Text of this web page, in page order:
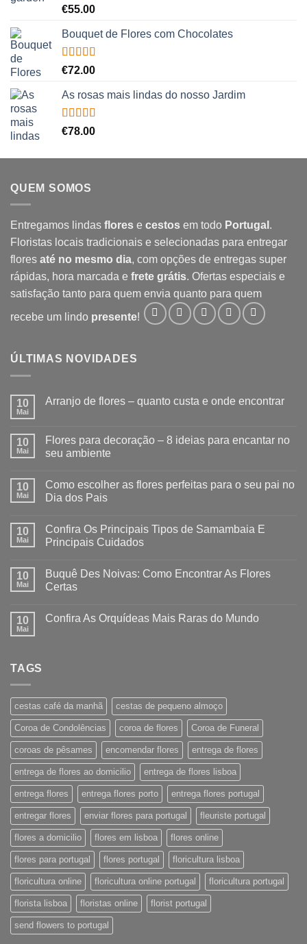
Avaliação
€55.00
Bouquet de Flores com Chocolates
Avaliação
€72.00
As rosas mais lindas do nosso Jardim
Avaliação
€78.00
QUEM SOMOS
Entregamos lindas flores e cestos em todo Portugal .
Floristas locais tradicionais e selecionadas para entregar
flores até no mesmo dia, com opções de entregas super
rápidas, hora marcada e frete grátis. Ofertas especiais e
satisfação tanto para quem envia quanto para quem
recebe um lindo presente!
ÚLTIMAS NOVIDADES
10
Mai
Arranjo de flores – quanto custa e onde encontrar
10
Mai
Flores para decoração – 8 ideias para encantar no
seu ambiente
10
Mai
Como escolher as flores perfeitas para o seu pai no
Dia dos Pais
10
Mai
Confira Os Principais Tipos de Samambaia E
Principais Cuidados
10
Mai
Buquê Des Noivas: Como Encontrar As Flores
Certas
10
Mai
Confira As Orquídeas Mais Raras do Mundo
TAGS
cestas café da manhã cestas de pequeno almoço
Coroa de Condolências coroa de flores Coroa de Funeral
coroas de pêsames encomendar flores entrega de flores
entrega de flores ao domicilio entrega de flores lisboa
entrega flores entrega flores porto entrega flores portugal
entregar flores enviar flores para portugal fleuriste portugal
flores a domicilio flores em lisboa flores online
flores para portugal flores portugal floricultura lisboa
floricultura online floricultura online portugal floricultura portugal
florista lisboa floristas online florist portugal
send flowers to portugal